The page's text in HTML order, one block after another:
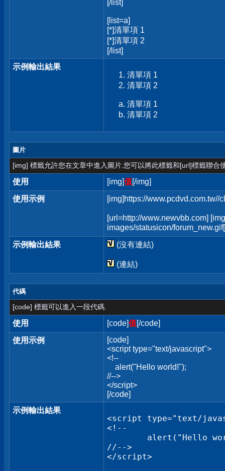
[/list]
[list=a]
[*]清單項 1
[*]清單項 2
[/list]
示例輸出結果
清單項 1
清單項 2
清單項 1
清單項 2
圖片
[img] 標籤允許您在文章中進入圖片.您可以將此標籤和[url]標籤聯合
使用 [img]值[/img]
使用示例
[img]https://www.pcdvd.com.tw//
[url=http://www.newvbb.com]
images/statusicon/
示例輸出結果
(沒有連結)
(連結)
代碼
[code] 標籤可以進入一段代碼.
使用 [code]值[/code]
使用示例
[code]
<script type="text/javascript">
<!--
alert("Hello world!");
//-->
</script>
[/code]
示例輸出結果
<script type="text/
<!--
//-->
</script>